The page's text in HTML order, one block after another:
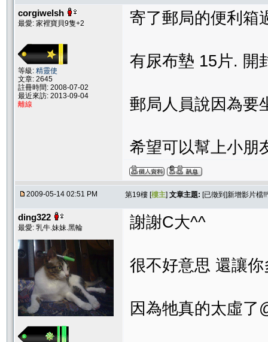
corgiwelsh
最愛: 家裡寶貝9隻+2
等級: 精靈使
文章: 2645
註冊時間: 2008-07-02
最近來訪: 2013-09-04
離線
寄了郵局的便利箱
有尿布墊 15片. 開
郵局人員說因為要
希望可以幫上小朋
2009-05-14 02:51 PM 第19樓 [樓主] 文章主題: [已徵到]新增影片檔
ding322
最愛: 乳牛.妹妹.黑輪 謝謝C大^^
很不好意思 還讓
因為牠真的太虛了